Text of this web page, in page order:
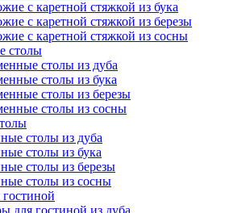
с каретной стяжкой из бука
с каретной стяжкой из березы
с каретной стяжкой из сосны
столы
столы из дуба
столы из бука
столы из березы
столы из сосны
столы из дуба
столы из бука
столы из березы
столы из сосны
для гостиной из дуба